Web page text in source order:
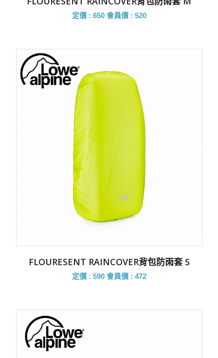
定價 : 650 會員價 : 520
FLOURESENT RAINCOVER背包防雨套 S
定價 : 590 會員價 : 472